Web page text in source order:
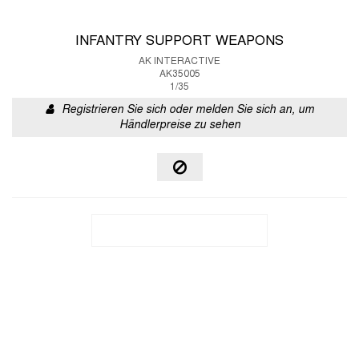
INFANTRY SUPPORT WEAPONS
AK INTERACTIVE
AK35005
1/35
Registrieren Sie sich oder melden Sie sich an, um
Händlerpreise zu sehen